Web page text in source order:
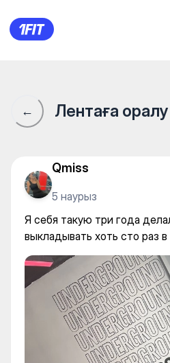
Underground
← Лентаға оралу
Qmiss
5 наурыз
Я себя такую три года
выкладывать хоть сто раз